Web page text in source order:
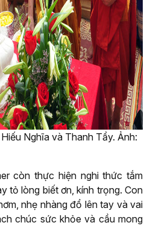
Nghĩa và Thanh Tẩy. Ảnh:
còn thực hiện nghi thức tắm
tỏ lòng biết ơn, kính trọng. Con
nhẹ nhàng đổ lên tay và vai
chúc sức khỏe và cầu mong